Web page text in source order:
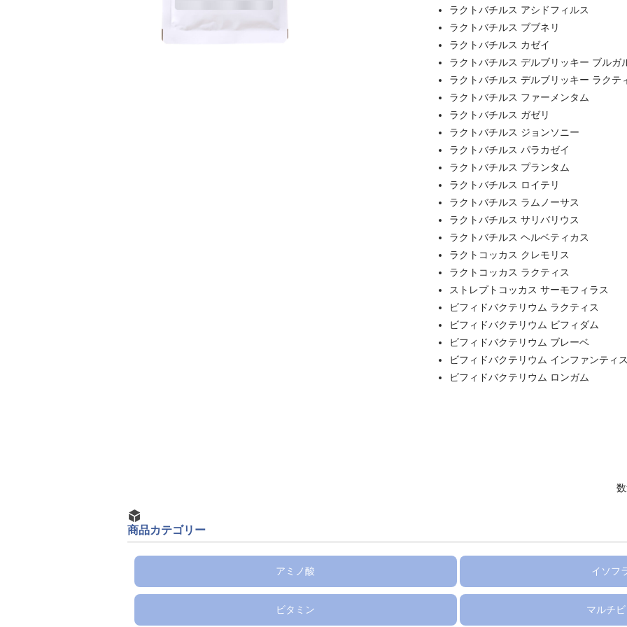
ラクトバチルス アシドフィルス
ラクトバチルス ブブネリ
ラクトバチルス カゼイ
ラクトバチルス デルブリッキー ブルガ
ラクトバチルス デルブリッキー ラクテ
ラクトバチルス ファーメンタム
ラクトバチルス ガゼリ
ラクトバチルス ジョンソニー
ラクトバチルス パラカゼイ
ラクトバチルス プランタム
ラクトバチルス ロイテリ
ラクトバチルス ラムノーサス
ラクトバチルス サリバリウス
ラクトバチルス ヘルベティカス
ラクトコッカス クレモリス
ラクトコッカス ラクティス
ストレプトコッカス サーモフィラス
ビフィドバクテリウム ラクティス
ビフィドバクテリウム ビフィダム
ビフィドバクテリウム ブレーベ
ビフィドバクテリウム インファンティス
ビフィドバクテリウム ロンガム
商品カテゴリー
アミノ酸 イソフ
ビタミン マルチ